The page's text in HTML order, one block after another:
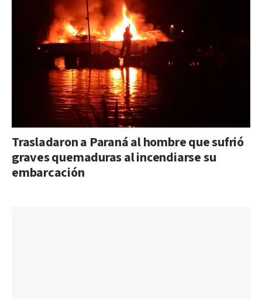
Trasladaron a Paraná al hombre que sufrió
graves quemaduras al incendiarse su
embarcación